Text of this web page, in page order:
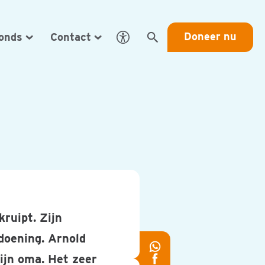
Contact
Open Eye-Able
Zoeken
Doneer nu
Zijn
Arnold
oma. Het zeer
Deel
Deel